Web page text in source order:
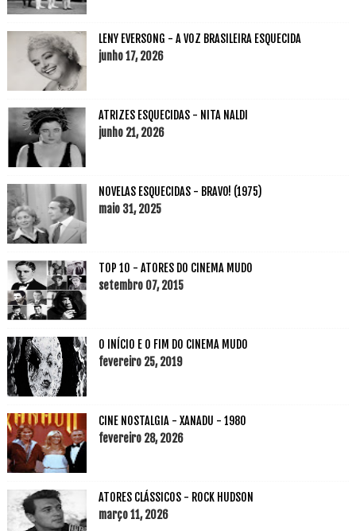
LENY EVERSONG - A VOZ BRASILEIRA ESQUECIDA
junho 17, 2026
ATRIZES ESQUECIDAS - NITA NALDI
junho 21, 2026
NOVELAS ESQUECIDAS - BRAVO! (1975)
maio 31, 2025
TOP 10 - ATORES DO CINEMA MUDO
setembro 07, 2015
O INÍCIO E O FIM DO CINEMA MUDO
fevereiro 25, 2019
CINE NOSTALGIA - XANADU - 1980
fevereiro 28, 2026
ATORES CLÁSSICOS - ROCK HUDSON
março 11, 2026